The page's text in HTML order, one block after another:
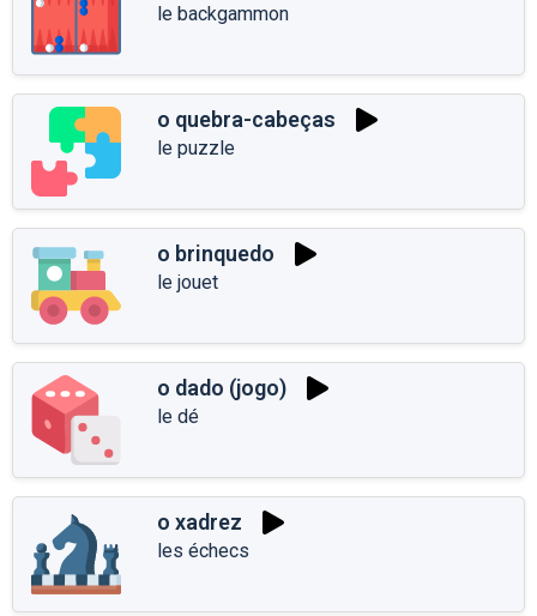
le backgammon
o quebra-cabeças
le puzzle
o brinquedo
le jouet
o dado (jogo)
le dé
o xadrez
les échecs